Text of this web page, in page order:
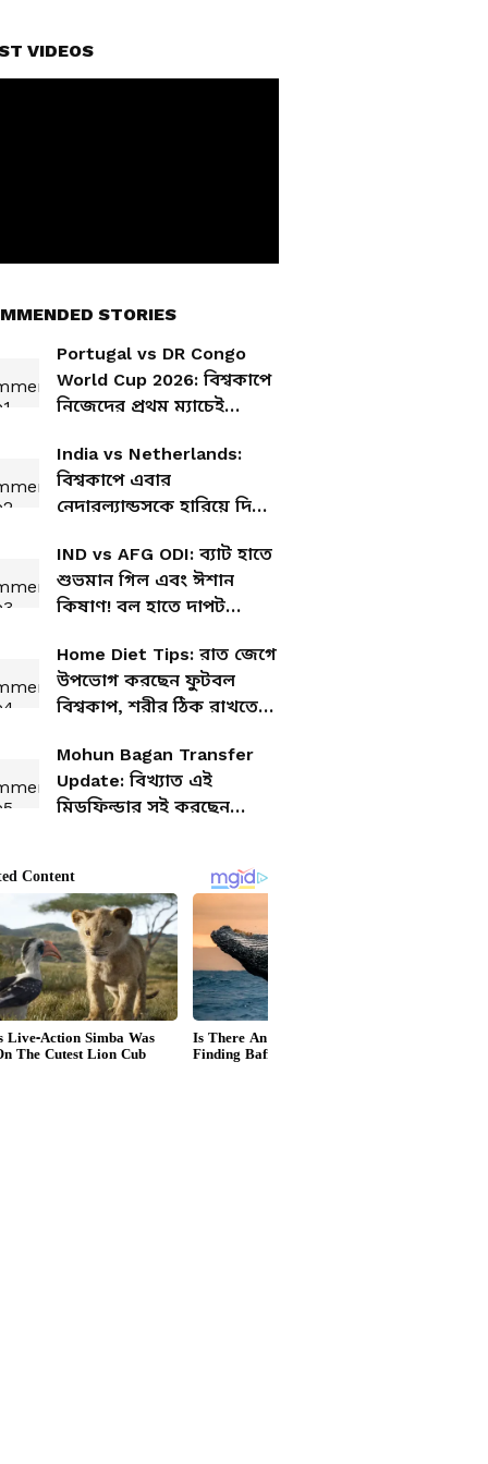
VIDEOS
STORIES
Portugal vs DR Congo
World Cup 2026: বিশ্বকাপে
নিজেদের প্রথম ম্যাচেই
পর্তুগাল, গোল করতে ব্যর্থ
রোনাল্ডো
India vs Netherlands:
বিশ্বকাপে এবার
নেদারল্যান্ডসকে হারিয়ে দিল
টিম ইন্ডিয়ার
IND vs AFG ODI: ব্যাট হাতে
শুভমান গিল এবং ঈশান
কিষাণ! বল হাতে দাপট
একদিনের ম্যাচে ১৭০ রানে
বিশাল জয় ভারতের
Home Diet Tips: রাত জেগে
উপভোগ করছেন ফুটবল
বিশ্বকাপ, শরীর ঠিক রাখতে
টিপস
Mohun Bagan Transfer
Update: বিখ্যাত এই
মিডফিল্ডার সই করছেন